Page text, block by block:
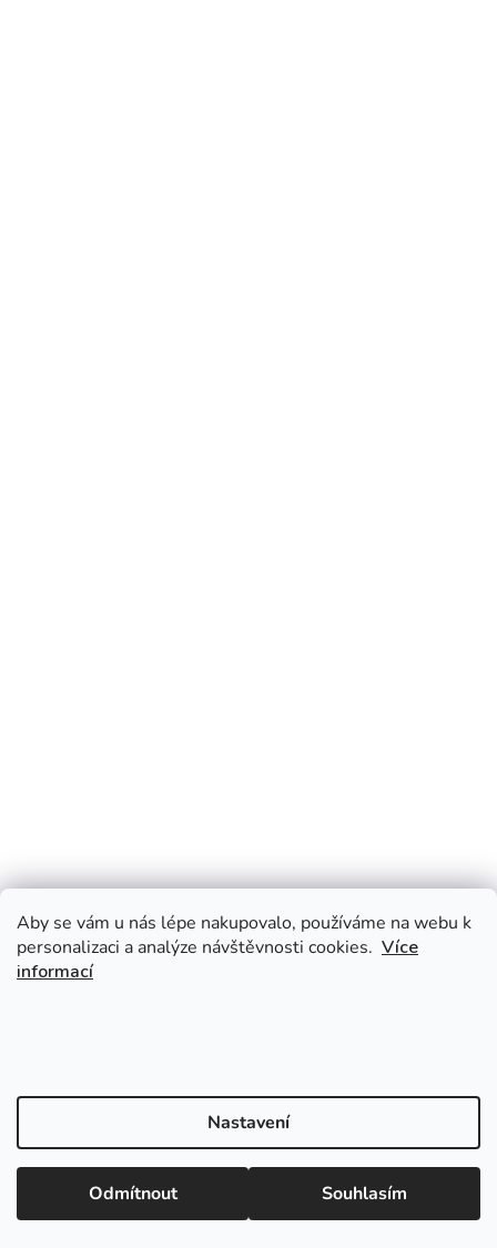
Aby se vám u nás lépe nakupovalo, používáme na webu k
personalizaci a analýze návštěvnosti cookies. Více
informací
Nastavení
Odmítnout Souhlasím